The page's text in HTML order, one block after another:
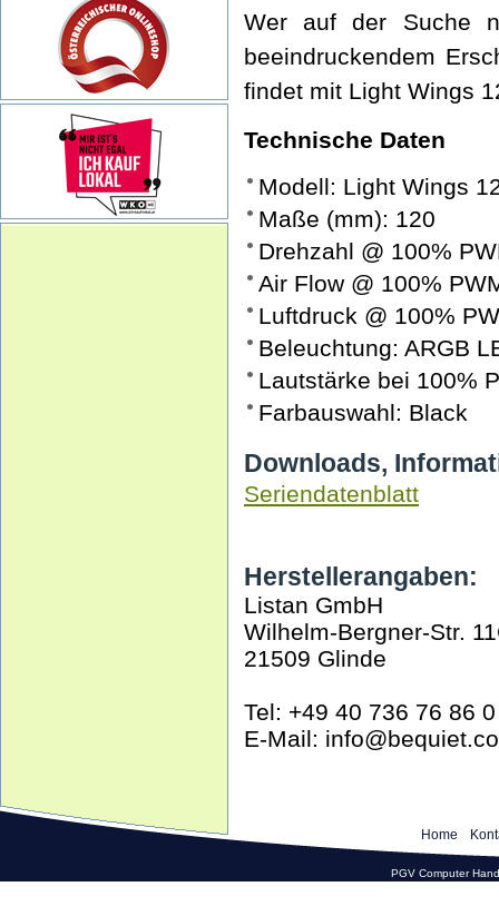
Wer auf der Suche
beeindruckendem
findet mit Light Wings
Technische Daten
Modell: Light Wings
Maße (mm): 120
Drehzahl @ 100%
Air Flow @ 100%
Luftdruck @ 100%
Beleuchtung: ARGB
Lautstärke bei 100%
Farbauswahl: Black
Downloads,
Seriendatenblatt
Herstellerangaben:
Listan GmbH
Wilhelm-Bergner-Str.
21509 Glinde
Tel: +49 40 736 76 86 0
E-Mail:
Home
PGV Computer